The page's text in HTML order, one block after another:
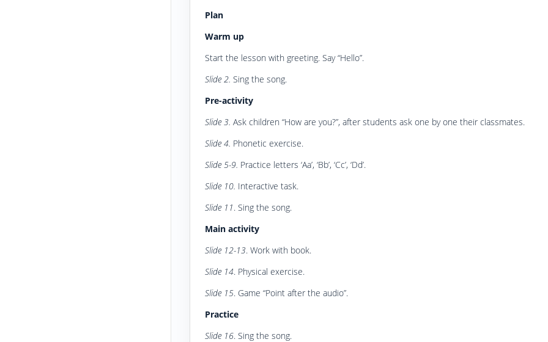
Plan
Warm up
Start the lesson with greeting. Say “Hello”.
Slide 2. Sing the song.
Pre-activity
Slide 3. Ask children “How are you?”, after students ask one by one their classmates.
Slide 4. Phonetic exercise.
Slide 5-9. Practice letters ‘Aa’, ‘Bb’, ‘Cc’, ‘Dd’.
Slide 10. Interactive task.
Slide 11. Sing the song.
Main activity
Slide 12-13. Work with book.
Slide 14. Physical exercise.
Slide 15. Game “Point after the audio”.
Practice
Slide 16. Sing the song.